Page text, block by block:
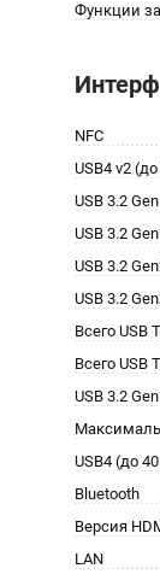
Функции
NFC
USB4 v2
USB 3.2
USB 3.2
USB 3.2
USB 3.2
Всего USB
Всего USB
USB 3.2
USB4 (до
Bluetooth
Версия
LAN